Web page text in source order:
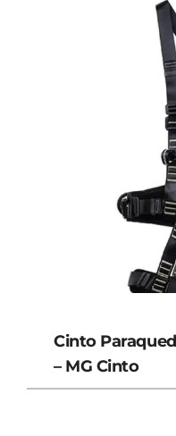
Cinto
– MG Cinto